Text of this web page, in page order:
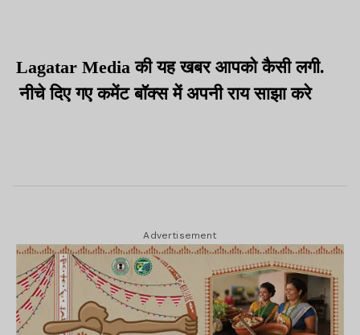
Lagatar Media की यह खबर आपको कैसी लगी.
नीचे दिए गए कमेंट बॉक्स में अपनी राय साझा करे
Advertisement